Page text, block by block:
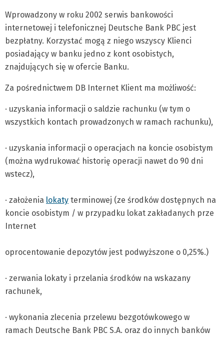
Wprowadzony w roku 2002 serwis bankowości
internetowej i telefonicznej Deutsche Bank PBC jest
bezpłatny. Korzystać mogą z niego wszyscy Klienci
posiadający w banku jedno z kont osobistych,
znajdujących się w ofercie Banku.
Za pośrednictwem DB Internet Klient ma możliwość:
· uzyskania informacji o saldzie rachunku (w tym o
wszystkich kontach prowadzonych w ramach rachunku),
· uzyskania informacji o operacjach na koncie osobistym
(można wydrukować historię operacji nawet do 90 dni
wstecz),
· założenia lokaty terminowej (ze środków dostępnych na
koncie osobistym / w przypadku lokat zakładanych prze
Internet
oprocentowanie depozytów jest podwyższone o 0,25%.)
· zerwania lokaty i przelania środków na wskazany
rachunek,
· wykonania zlecenia przelewu bezgotówkowego w
ramach Deutsche Bank PBC S.A. oraz do innych banków